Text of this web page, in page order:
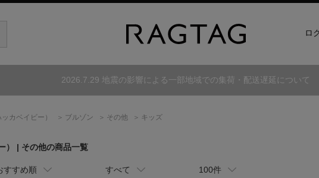
ロ
2026.7.29 地震の影響による一部地域での集荷・配送遅延について
ッカベイビー） ブルゾン その他 キッズ
） | その他の商品一覧
すすめ順 すべて 100件